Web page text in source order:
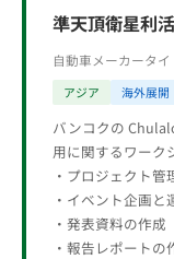
準天頂衛星利
自動車メーカータイ
アジア 海外展開
バンコクの
用に関するワーク
・プロジェクト管
・イベント企画と
・発表資料の作成
・報告レポートの